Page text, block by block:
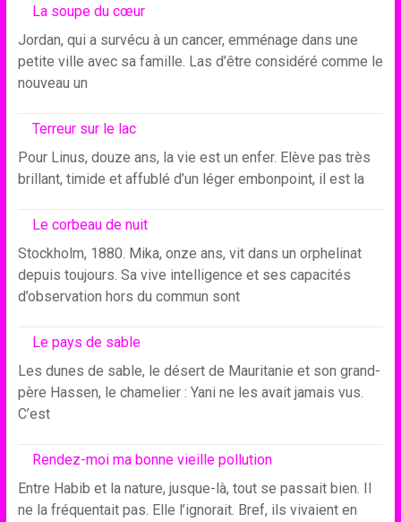
La soupe du cœur
Jordan, qui a survécu à un cancer, emménage dans une
petite ville avec sa famille. Las d’être considéré comme le
nouveau un
Terreur sur le lac
Pour Linus, douze ans, la vie est un enfer. Elève pas très
brillant, timide et affublé d’un léger embonpoint, il est la
Le corbeau de nuit
Stockholm, 1880. Mika, onze ans, vit dans un orphelinat
depuis toujours. Sa vive intelligence et ses capacités
d’observation hors du commun sont
Le pays de sable
Les dunes de sable, le désert de Mauritanie et son grand-
père Hassen, le chamelier : Yani ne les avait jamais vus.
C’est
Rendez-moi ma bonne vieille pollution
Entre Habib et la nature, jusque-là, tout se passait bien. Il
ne la fréquentait pas. Elle l’ignorait. Bref, ils vivaient en